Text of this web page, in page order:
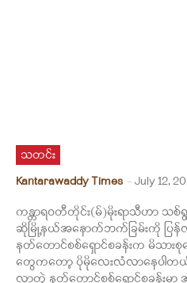
သတင်း
Kantarawaddy Times - July 12,
ကန္တာရဝတီတိုင်း(မ်)မိုးရာသီဟာ သစ်
ဆိုမြို့နယ်အနောက်ဘက်ခြမ်းကို ပြ
နတ်တောင်စစ်ရှောင်စခန်းက မိသား
တွေကတော့ ပိုမိုလေးလံလာနေပါတယ်
လာတဲ့ နတ်တောင်စစ်ရှောင်စခန်းမှာ